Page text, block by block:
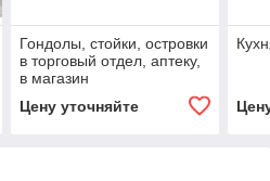
Гондолы, стойки, островки
в торговый отдел, аптеку,
в магазин
Цену уточняйте